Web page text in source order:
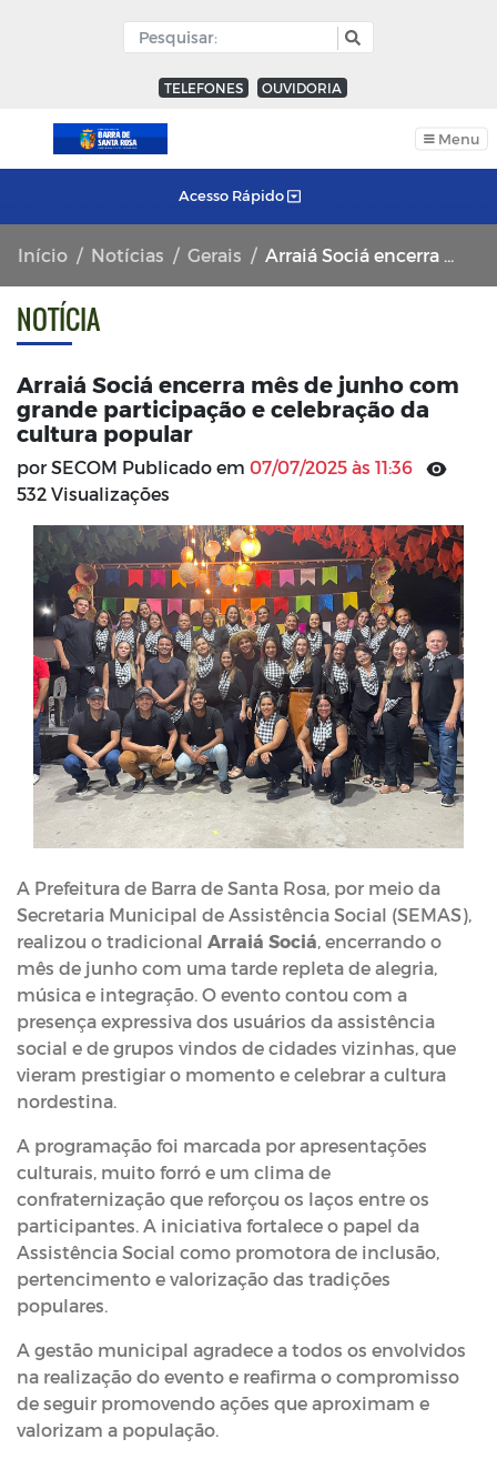
TELEFONES OUVIDORIA
Menu
Acesso Rápido
Início Notícias Gerais Arraiá Sociá encerra mês de junho com grande participação e celebração da cultura popular
NOTÍCIA
Arraiá Sociá encerra mês de junho com
grande participação e celebração da
cultura popular
por SECOM Publicado em 07/07/2025 às 11:36
532 Visualizações
A Prefeitura de Barra de Santa Rosa, por meio da
Secretaria Municipal de Assistência Social (SEMAS),
realizou o tradicional Arraiá Sociá, encerrando o
mês de junho com uma tarde repleta de alegria,
música e integração. O evento contou com a
presença expressiva dos usuários da assistência
social e de grupos vindos de cidades vizinhas, que
vieram prestigiar o momento e celebrar a cultura
nordestina.
A programação foi marcada por apresentações
culturais, muito forró e um clima de
confraternização que reforçou os laços entre os
participantes. A iniciativa fortalece o papel da
Assistência Social como promotora de inclusão,
pertencimento e valorização das tradições
populares.
A gestão municipal agradece a todos os envolvidos
na realização do evento e reafirma o compromisso
de seguir promovendo ações que aproximam e
valorizam a população.